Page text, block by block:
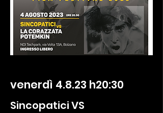
venerdì 4.8.23 h20:30
Sincopatici VS